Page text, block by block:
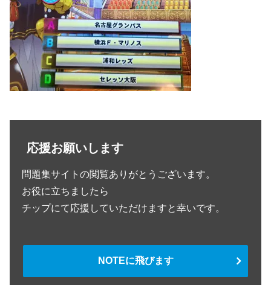
応援お願いします
問題集サイトの閲覧ありがとうございます。
お役に立ちましたら
チップにて応援していただけますと幸いです。
NOTEに飛びます